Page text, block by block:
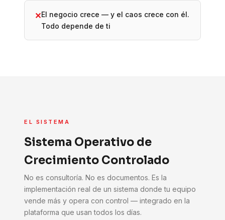
✕El negocio crece — y el caos crece con él.
Todo depende de ti
EL SISTEMA
Sistema Operativo de
Crecimiento Controlado
No es consultoría. No es documentos. Es la
implementación real de un sistema donde tu equipo
vende más y opera con control — integrado en la
plataforma que usan todos los días.